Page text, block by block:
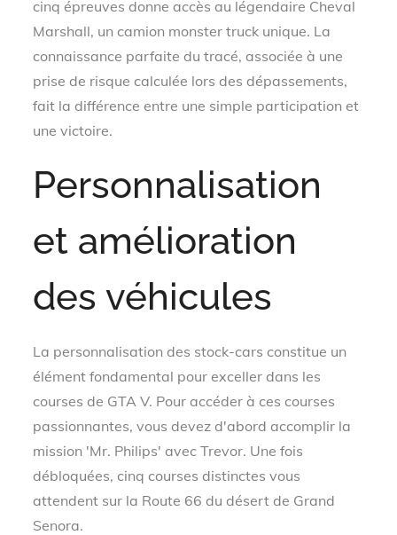
cinq épreuves donne accès au légendaire Cheval
Marshall, un camion monster truck unique. La
connaissance parfaite du tracé, associée à une
prise de risque calculée lors des dépassements,
fait la différence entre une simple participation et
une victoire.
Personnalisation
et amélioration
des véhicules
La personnalisation des stock-cars constitue un
élément fondamental pour exceller dans les
courses de GTA V. Pour accéder à ces courses
passionnantes, vous devez d'abord accomplir la
mission 'Mr. Philips' avec Trevor. Une fois
débloquées, cinq courses distinctes vous
attendent sur la Route 66 du désert de Grand
Senora.